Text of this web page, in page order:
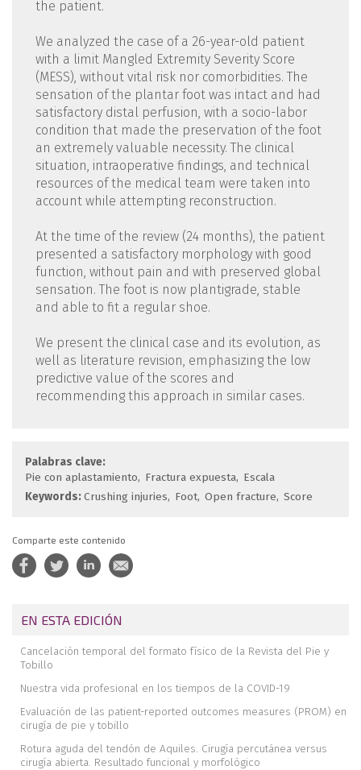
the patient.
We analyzed the case of a 26-year-old patient
with a limit Mangled Extremity Severity Score
(MESS), without vital risk nor comorbidities. The
sensation of the plantar foot was intact and had
satisfactory distal perfusion, with a socio-labor
condition that made the preservation of the foot
an extremely valuable necessity. The clinical
situation, intraoperative findings, and technical
resources of the medical team were taken into
account while attempting reconstruction.
At the time of the review (24 months), the patient
presented a satisfactory morphology with good
function, without pain and with preserved global
sensation. The foot is now plantigrade, stable
and able to fit a regular shoe.
We present the clinical case and its evolution, as
well as literature revision, emphasizing the low
predictive value of the scores and
recommending this approach in similar cases.
Palabras clave:
Pie con aplastamiento
Fractura expuesta Escala
Keywords:Crushing injuries Foot Open fracture Score
Comparte este contenido
EN ESTA EDICIÓN
Cancelación temporal del formato físico de la Revista del Pie y
Tobillo
Nuestra vida profesional en los tiempos de la COVID-19
Evaluación de las patient-reported outcomes measures (PROM) en
cirugía de pie y tobillo
Rotura aguda del tendón de Aquiles. Cirugía percutánea versus
cirugía abierta. Resultado funcional y morfológico